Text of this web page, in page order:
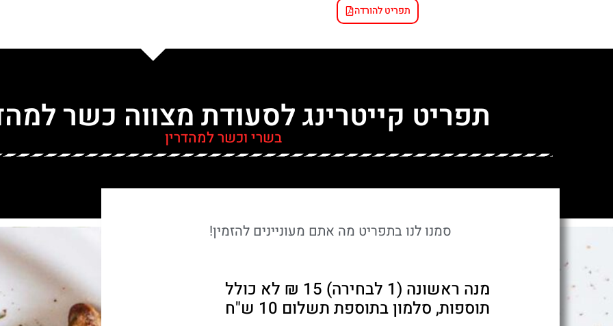
תפריט להורדה
תפריט קייטרינג לסעודת מצווה כשר
בשרי וכשר למהדרין
סמנו לנו בתפריט מה אתם מעוניינים להזמין!
מנה ראשונה (1 לבחירה) 15 ₪ לא כולל
תוספות, סלמון בתוספת תשלום 10 ש"ח